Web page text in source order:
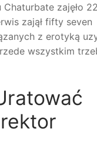
zajęło 22
zajął fifty seven
z erotyką
wszystkim